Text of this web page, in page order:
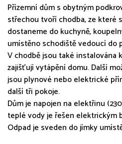
Přízemní dům s obytným
střechou tvoří chodba, ze které
dostaneme do kuchyně,
umístěno schodiště vedoucí do
V chodbě jsou také instalována
zajišťují vytápění domu. Další
jsou plynové nebo elektrické
další tři pokoje.
Dům je napojen na elektřinu
teplé vody je řešen elektrickým
Odpad je sveden do jímky